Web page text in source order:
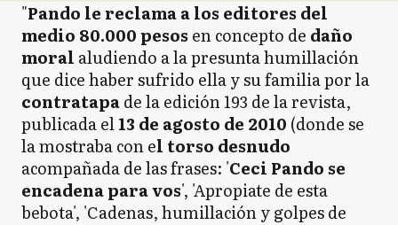
"Pando le reclama a los editores del
medio 80.000 pesos en concepto de daño
moral aludiendo a la presunta humillación
que dice haber sufrido ella y su familia por la
contratapade la edición 193 de la revista,
publicada el13 de agosto de 2010 (donde se
la mostraba con el torso desnudo
acompañada de las frases: 'Ceci Pando se
encadena para vos', 'Apropiate de esta
bebota', 'Cadenas, humillación y golpes de